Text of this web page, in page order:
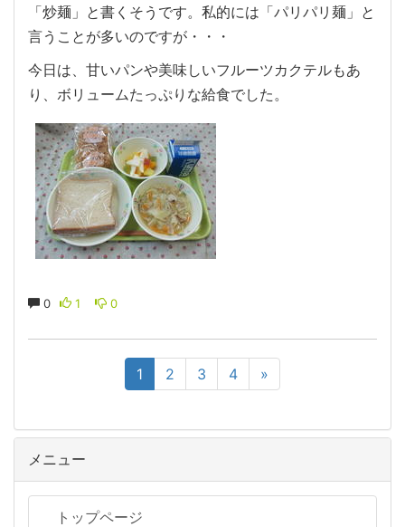
「炒麺」と書くそうです。私的には「パリパリ麺」と
言うことが多いのですが・・・
今日は、甘いパンや美味しいフルーツカクテルもあ
り、ボリュームたっぷりな給食でした。
0 1 0
1 2 3 4 »
メニュー
トップページ